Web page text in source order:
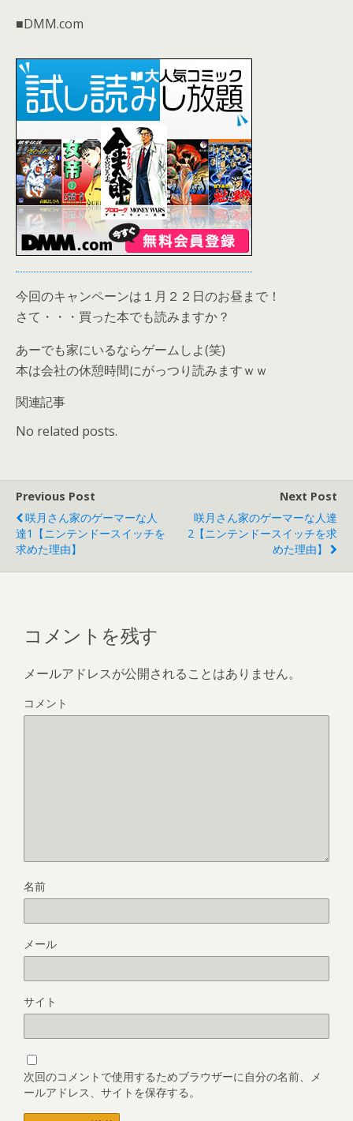
■DMM.com
今回のキャンペーンは１月２２日のお昼まで！
さて・・・買った本でも読みますか？
あーでも家にいるならゲームしよ(笑)
本は会社の休憩時間にがっつり読みますｗｗ
関連記事
No related posts.
Previous Post
咲月さん家のゲーマーな人
達1【ニンテンドースイッチを
求めた理由】
Next Post
咲月さん家のゲーマーな人達
2【ニンテンドースイッチを求
めた理由】
コメントを残す
メールアドレスが公開されることはありません。
コメント
名前
メール
サイト
次回のコメントで使用するためブラウザーに自分の名前、メ
ールアドレス、サイトを保存する。